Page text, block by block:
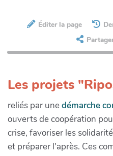
Éditer la page